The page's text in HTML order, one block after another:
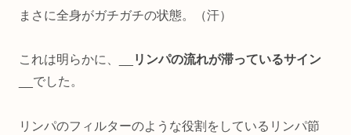
まさに全身がガチガチの状態。（汗）
これは明らかに、__
リンパの流れが滞っているサイン
__でした。
リンパのフィルターのような役割をしているリンパ節